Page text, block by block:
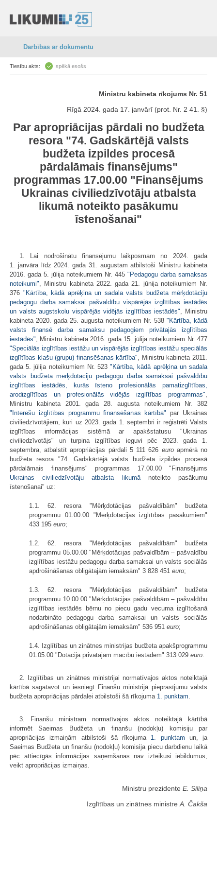
Darbības ar dokumentu
Tiesību akts: spēkā esošs
Ministru kabineta rīkojums Nr. 51
Rīgā 2024. gada 17. janvārī (prot. Nr. 2 41. §)
Par apropriācijas pārdali no budžeta
resora "74. Gadskārtējā valsts
budžeta izpildes procesā
pārdalāmais finansējums"
programmas 17.00.00 "Finansējums
Ukrainas civiliedzīvotāju atbalsta
likumā noteikto pasākumu
īstenošanai"
1. Lai nodrošinātu finansējumu laikposmam no 2024. gada
1. janvāra līdz 2024. gada 31. augustam atbilstoši Ministru kabineta
2016. gada 5. jūlija noteikumiem Nr. 445 "Pedagogu darba samaksas
noteikumi" , Ministru kabineta 2022. gada 21. jūnija noteikumiem Nr.
376 "Kārtība, kādā aprēķina un sadala valsts budžeta mērķdotāciju
pedagogu darba samaksai pašvaldību vispārējās izglītības iestādēs
un valsts augstskolu vispārējās vidējās izglītības iestādēs" , Ministru
kabineta 2020. gada 25. augusta noteikumiem Nr. 538 "Kārtība, kādā
valsts finansē darba samaksu pedagogiem privātajās izglītības
iestādēs" , Ministru kabineta 2016. gada 15. jūlija noteikumiem Nr. 477
"Speciālās izglītības iestāžu un vispārējās izglītības iestāžu speciālās
izglītības klašu (grupu) finansēšanas kārtība" , Ministru kabineta 2011.
gada 5. jūlija noteikumiem Nr. 523"Kārtība, kādā aprēķina un sadala
valsts budžeta mērķdotāciju pedagogu darba samaksai pašvaldību
izglītības iestādēs, kurās īsteno profesionālās pamatizglītības,
arodizglītības un profesionālās vidējās izglītības programmas"
Ministru kabineta 2001. gada 28. augusta noteikumiem Nr. 382
"Interešu izglītības programmu finansēšanas kārtība" par Ukrainas
civiliedzīvotājiem, kuri uz 2023. gada 1. septembri ir reģistrēti Valsts
izglītības informācijas sistēmā ar apakšstatusu "Ukrainas
civiliedzīvotājs" un turpina izglītības ieguvi pēc 2023. gada 1.
septembra, atbalstīt apropriācijas pārdali 5 111 626 euroapmērā no
budžeta resora "74. Gadskārtējā valsts budžeta izpildes procesā
pārdalāmais finansējums" programmas 17.00.00 "Finansējums
Ukrainas civiliedzīvotāju atbalsta likumānoteikto pasākumu
īstenošanai" uz:
1.1. 62. resora "Mērķdotācijas pašvaldībām" budžeta
programmu 01.00.00 "Mērķdotācijas izglītības pasākumiem"
433 195 euro;
1.2. 62. resora "Mērķdotācijas pašvaldībām" budžeta
programmu 05.00.00 "Mērķdotācijas pašvaldībām – pašvaldību
izglītības iestāžu pedagogu darba samaksai un valsts sociālās
apdrošināšanas obligātajām iemaksām" 3 828 451 euro;
1.3. 62. resora "Mērķdotācijas pašvaldībām" budžeta
programmu 10.00.00 "Mērķdotācijas pašvaldībām – pašvaldību
izglītības iestādēs bērnu no piecu gadu vecuma izglītošanā
nodarbināto pedagogu darba samaksai un valsts sociālās
apdrošināšanas obligātajām iemaksām" 536 951 euro;
1.4. Izglītības un zinātnes ministrijas budžeta apakšprogrammu
01.05.00 "Dotācija privātajām mācību iestādēm" 313 029 euro
2. Izglītības un zinātnes ministrijai normatīvajos aktos noteiktajā
kārtībā sagatavot un iesniegt Finanšu ministrijā pieprasījumu valsts
budžeta apropriācijas pārdalei atbilstoši šā rīkojuma 1. punktam
3. Finanšu ministram normatīvajos aktos noteiktajā kārtībā
informēt Saeimas Budžeta un finanšu (nodokļu) komisiju par
apropriācijas izmaiņām atbilstoši šā rīkojuma 1. punktam un, ja
Saeimas Budžeta un finanšu (nodokļu) komisija piecu darbdienu laikā
pēc attiecīgās informācijas saņemšanas nav izteikusi iebildumus,
veikt apropriācijas izmaiņas.
Ministru prezidente E. Siliņa
Izglītības un zinātnes ministre A. Čakša